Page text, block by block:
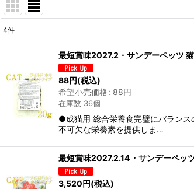
並び順:
4件
最短賞味2027.2・サンデーペッツ
88円(税込)
希望小売価格: 88円
在庫数 36個
●成猫用 総合栄養食完璧にバランス
不可欠な栄養素を提供しま…
最短賞味2027.2.14・サンデーペッ
3,520円(税込)